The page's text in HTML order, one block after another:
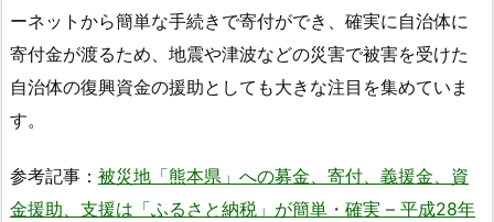
ーネットから簡単な手続きで寄付ができ、確実に自治体に
寄付金が渡るため、地震や津波などの災害で被害を受けた
自治体の復興資金の援助としても大きな注目を集めていま
す。
参考記事： 被災地「熊本県」への募金、寄付、義援金、資
金援助、支援は「ふるさと納税」が簡単・確実 – 平成28年